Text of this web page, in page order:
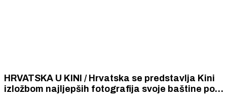
HRVATSKA U KINI / Hrvatska se predstavlja Kini
izložbom najljepših fotografija svoje baštine pod